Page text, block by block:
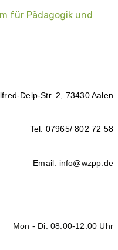
für Pädagogik und
Delp-Str. 2, 73430 Aalen
Tel: 07965/ 802 72 58
Email: info@wzpp.de
Mon - Di: 08:00-12:00 Uhr